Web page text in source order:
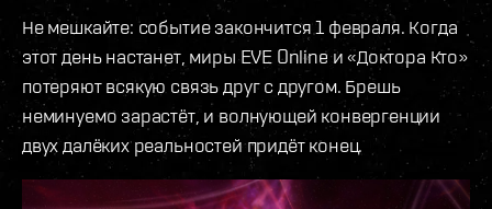
Не мешкайте: событие закончится 1 февраля. Когда
этот день настанет, миры EVE Online и «Доктора Кто»
потеряют всякую связь друг с другом. Брешь
неминуемо зарастёт, и волнующей конвергенции
двух далёких реальностей придёт конец.